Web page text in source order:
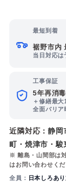
最短到着
裾野市内
当日対応は
工事保証
5年再消
＋修繕最
全面バリア
近隣対応：静岡
町 ・ 焼津市 ・ 駿
※ 離島・山間部は
はお問い合わせくだ
全員： 日本しろあ